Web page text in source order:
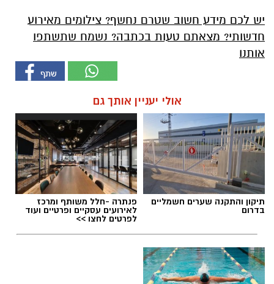
יש לכם מידע חשוב שטרם נחשף? צילומים מאירוע
חדשותי? מצאתם טעות בכתבה? נשמח שתשתפו
אותנו
אולי יעניין אותך גם
תיקון והתקנה שערים חשמליים
בדרום
פנתרה -חלל משותף ומרכז
לאירועים עסקיים ופרטיים ועוד
לפרטים לחצו >>